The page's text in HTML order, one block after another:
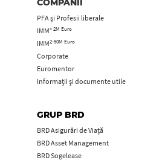
COMPANII
PFA şi Profesii liberale
IMM< 2M Euro
IMM2-50M Euro
Corporate
Euromentor
Informații și documente utile
GRUP BRD
BRD Asigurări de Viață
BRD Asset Management
BRD Sogelease